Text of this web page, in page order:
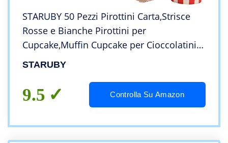
STARUBY 50 Pezzi Pirottini Carta,Strisce
Rosse e Bianche Pirottini per
Cupcake,Muffin Cupcake per Cioccolatini
Gelatine Dessert Torta Matrimoni
STARUBY
9.5 Controlla Su Amazon